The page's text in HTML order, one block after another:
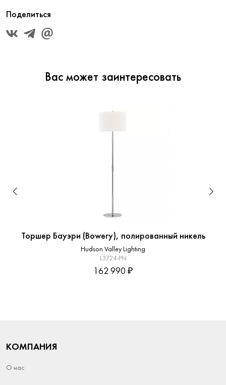
Поделиться
Вас может заинтересовать
Торшер Бауэри (Bowery), полированный никель
Hudson Valley Lighting
L3724-PN
162 990 ₽
КОМПАНИЯ
О нас